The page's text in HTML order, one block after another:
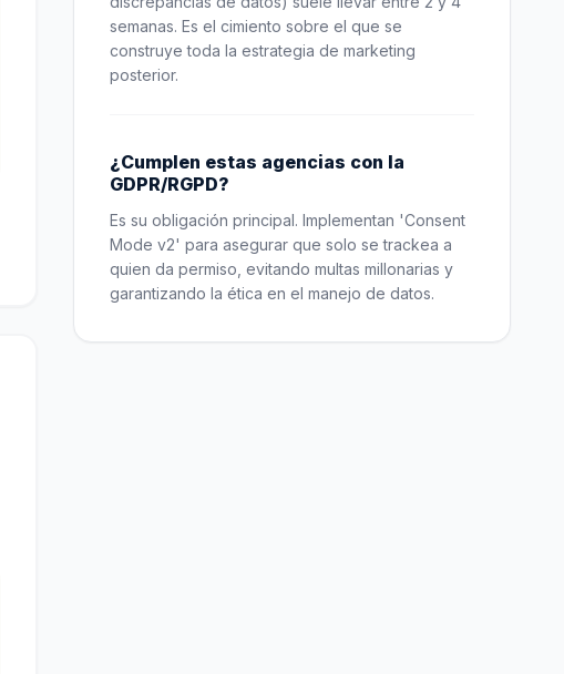
semanas. Es el cimiento sobre el que se
construye toda la estrategia de marketing
posterior.
¿Cumplen estas agencias con la
GDPR/RGPD?
Es su obligación principal. Implementan 'Consent
Mode v2' para asegurar que solo se trackea a
quien da permiso, evitando multas millonarias y
garantizando la ética en el manejo de datos.